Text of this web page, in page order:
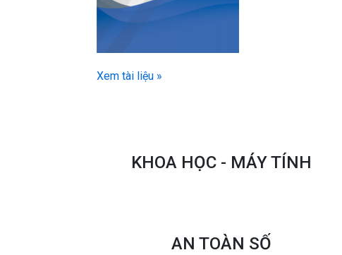
Xem tài liệu »
KHOA HỌC - MÁY TÍNH
AN TOÀN SỐ